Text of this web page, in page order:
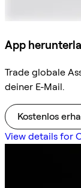
App
Trade globale
deiner E-Mail.
Kostenlos
View details for